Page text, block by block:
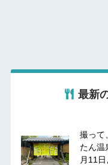
最新
撮って
たん温
月11